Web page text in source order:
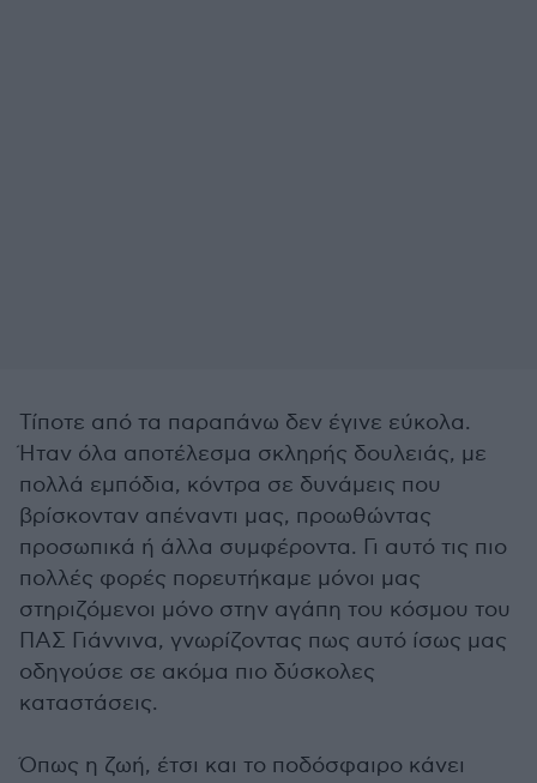
Τίποτε από τα παραπάνω δεν έγινε εύκολα.
Ήταν όλα αποτέλεσμα σκληρής δουλειάς, με
πολλά εμπόδια, κόντρα σε δυνάμεις που
βρίσκονταν απέναντι μας, προωθώντας
προσωπικά ή άλλα συμφέροντα. Γι αυτό τις πιο
πολλές φορές πορευτήκαμε μόνοι μας
στηριζόμενοι μόνο στην αγάπη του κόσμου του
ΠΑΣ Γιάννινα, γνωρίζοντας πως αυτό ίσως μας
οδηγούσε σε ακόμα πιο δύσκολες
καταστάσεις.
Όπως η ζωή, έτσι και το ποδόσφαιρο κάνει